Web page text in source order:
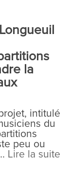
la
intitulé
du
peu ou
Lire la suite